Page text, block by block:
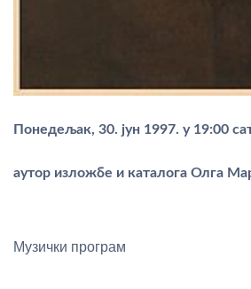
Понедељак, 30. јун 1997. у 19:00
аутор изложбе и каталога Олга
Музички програм